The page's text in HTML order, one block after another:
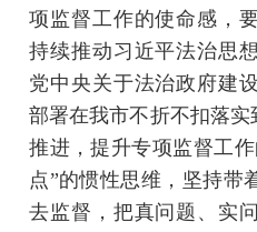
项监督工作的使命感，
持续推动习近平法治思
党中央关于法治政府建
部署在我市不折不扣落实
推进，提升专项监督工
点”的惯性思维，坚持带
去监督，把真问题、实